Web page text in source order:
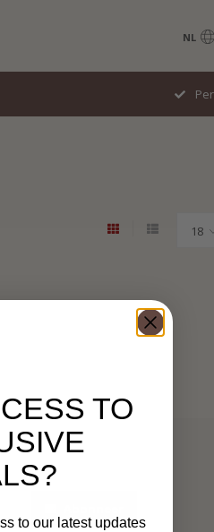
NL
TO
to our latest updates